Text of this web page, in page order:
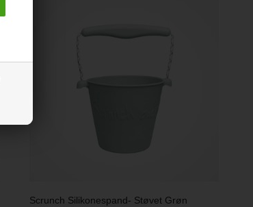
Scrunch Silikonespand- Støvet Grøn